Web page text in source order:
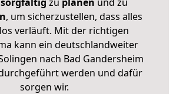
, um sicherzustellen, dass alles
verläuft. Mit der richtigen
kann ein deutschlandweiter
nach Bad Gandersheim
werden und dafür
sorgen wir.